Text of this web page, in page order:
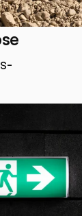
-